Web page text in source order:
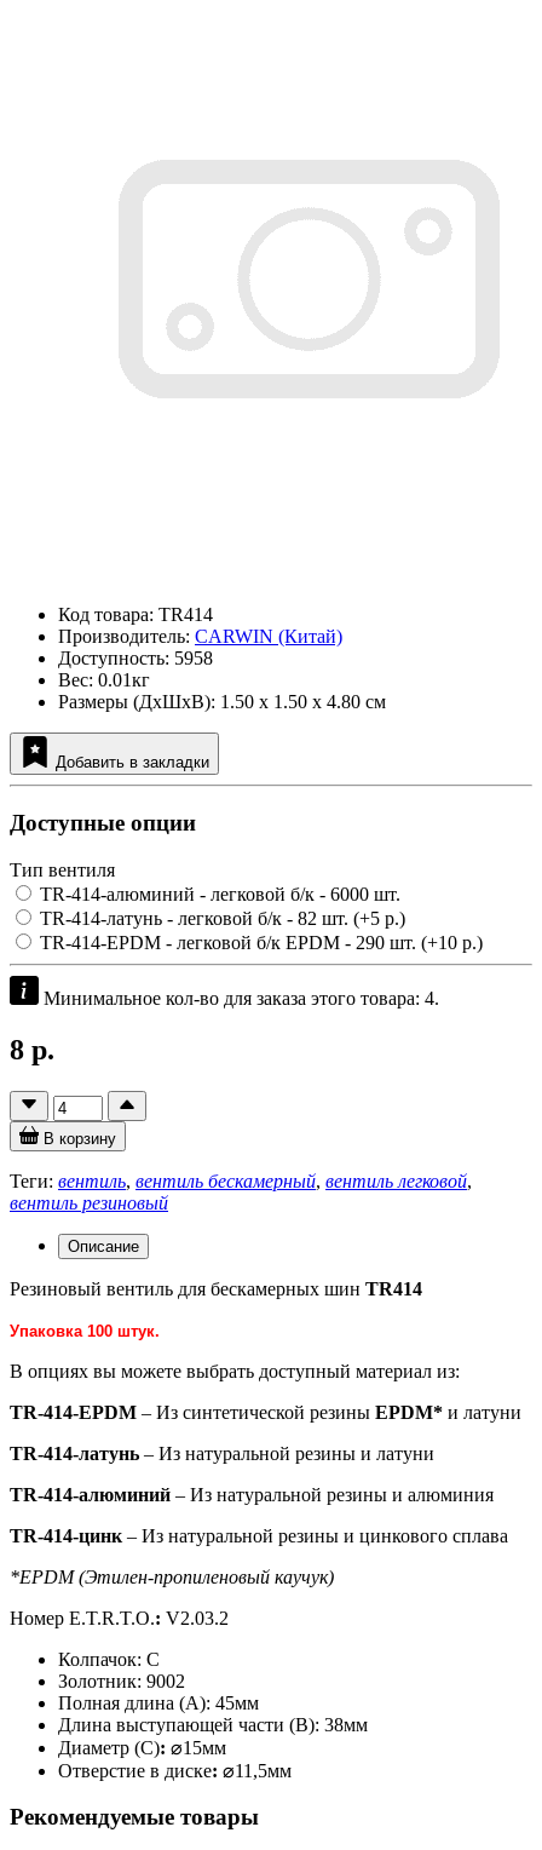
Код товара: TR414
Производитель: CARWIN (Китай)
Доступность: 5958
Вес: 0.01кг
Размеры (ДxШxВ): 1.50 x 1.50 x 4.80 см
Добавить в закладки
Доступные опции
Тип вентиля
TR-414-алюминий - легковой б/к - 6000 шт.
TR-414-латунь - легковой б/к - 82 шт. (+5 р.)
TR-414-EPDM - легковой б/к EPDM - 290 шт. (+10 р.)
Минимальное кол-во для заказа этого товара: 4.
8 р.
В корзину
Теги: вентиль, вентиль бескамерный, вентиль легковой,
вентиль резиновый
Описание
Резиновый вентиль для бескамерных шин TR414
Упаковка 100 штук.
В опциях вы можете выбрать доступный материал из:
TR-414-EPDM – Из синтетической резины EPDM* и латуни
TR-414-латунь – Из натуральной резины и латуни
TR-414-алюминий – Из натуральной резины и алюминия
TR-414-цинк – Из натуральной резины и цинкового сплава
*EPDM (Этилен-пропиленовый каучук)
Номер E.T.R.T.O.: V2.03.2
Колпачок: С
Золотник: 9002
Полная длина (А): 45мм
Длина выступающей части (В): 38мм
Диаметр (C): ⌀15мм
Отверстие в диске: ⌀11,5мм
Рекомендуемые товары